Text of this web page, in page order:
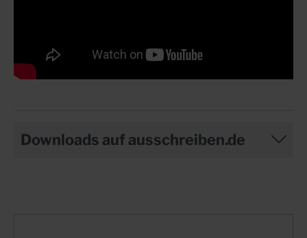
Downloads auf ausschreiben.de